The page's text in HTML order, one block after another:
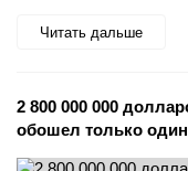
Читать дальше
2 800 000 000
обошел только